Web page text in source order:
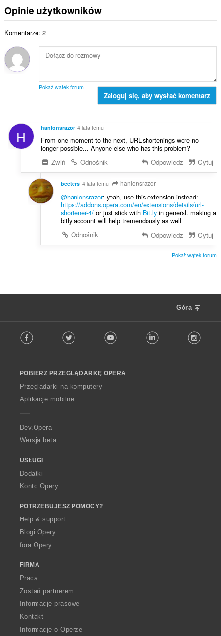
c
e
z
b
c
:
t
a
c
z
o
:
k
i
t
i
a
c
e
n
:
Opinie użytkowników
Komentarze: 2
Pokaż wątek forum
Zaloguj się, aby wysłać komentarz
H hanlonsrazor 4 lata temu
From one moment to the next, URL-shortenings were no
longer possible... Anyone else who has this problem?
Zwiń
Odnośnik Odpowiedz Cytuj
beeters 4 lata temu hanlonsrazor
@hanlonsrazor: yeah, use this extension instead:
https://addons.opera.com/en/extensions/details/url-
shortener-4/or just stick with Bit.lyin general. making a
bitly account will help tremendously as well
Odnośnik
Odpowiedz Cytuj
Pokaż wątek forum
Góra
o
w
O
p
a
Facebook Twitter Youtube LinkedIn
POBIERZ PRZEGLĄDARKĘ OPERA
Przeglądarki na komputery
Aplikacje mobilne
Dev.Opera
Wersja beta
USŁUGI
Dodatki
Konto Opery
POTRZEBUJESZ POMOCY?
Help & support
Blogi Opery
fora Opery
FIRMA
Praca
Zostań partnerem
Informacje prasowe
Kontakt
Informacje o Operze